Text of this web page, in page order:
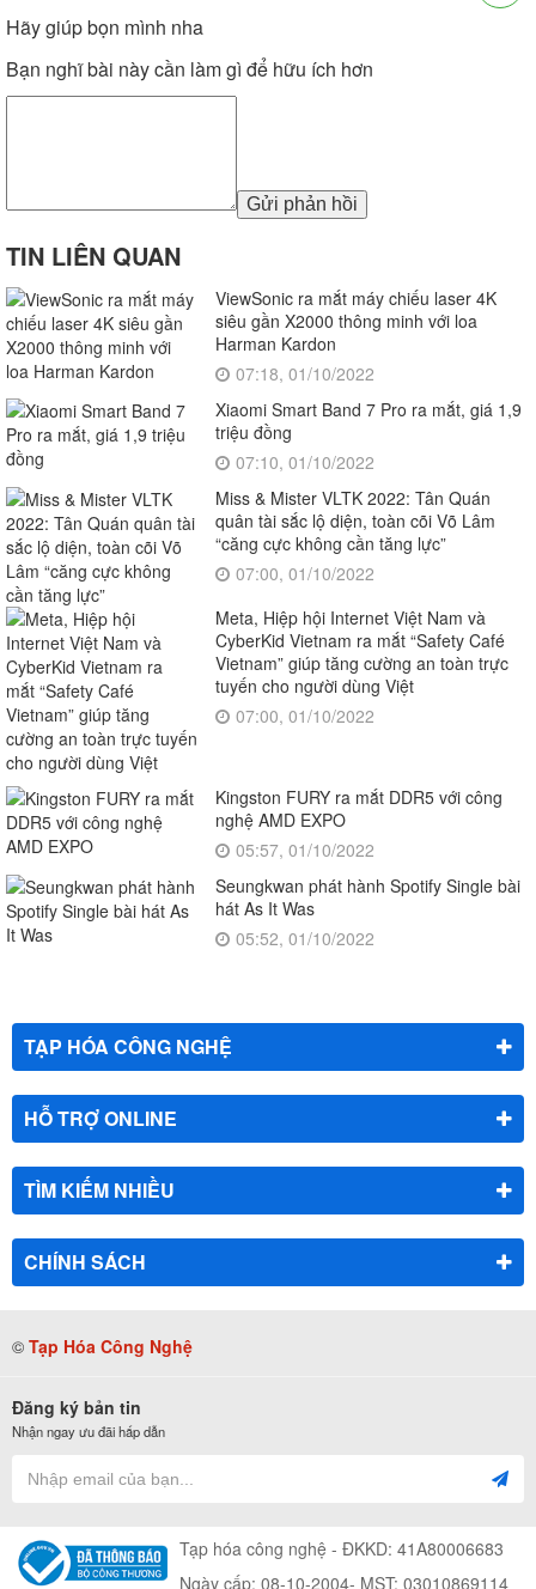
Hãy giúp bọn mình nha
Bạn nghĩ bài này cần làm gì để hữu ích hơn
Gửi phản hồi
TIN LIÊN QUAN
ViewSonic ra mắt máy chiếu laser 4K
siêu gần X2000 thông minh với loa
Harman Kardon
07:18, 01/10/2022
Xiaomi Smart Band 7 Pro ra mắt, giá 1,9
triệu đồng
07:10, 01/10/2022
Miss & Mister VLTK 2022: Tân Quán
quân tài sắc lộ diện, toàn cõi Võ Lâm
“căng cực không cần tăng lực”
07:00, 01/10/2022
Meta, Hiệp hội Internet Việt Nam và
CyberKid Vietnam ra mắt “Safety Café
Vietnam” giúp tăng cường an toàn trực
tuyến cho người dùng Việt
07:00, 01/10/2022
Kingston FURY ra mắt DDR5 với công
nghệ AMD EXPO
05:57, 01/10/2022
Seungkwan phát hành Spotify Single bài
hát As It Was
05:52, 01/10/2022
TẠP HÓA CÔNG NGHỆ
HỖ TRỢ ONLINE
TÌM KIẾM NHIỀU
CHÍNH SÁCH
© Tạp Hóa Công Nghệ
Đăng ký bản tin
Nhận ngay ưu đãi hấp dẫn
Tạp hóa công nghệ - ĐKKD: 41A80006683
Ngày cấp: 08-10-2004- MST: 03010869114